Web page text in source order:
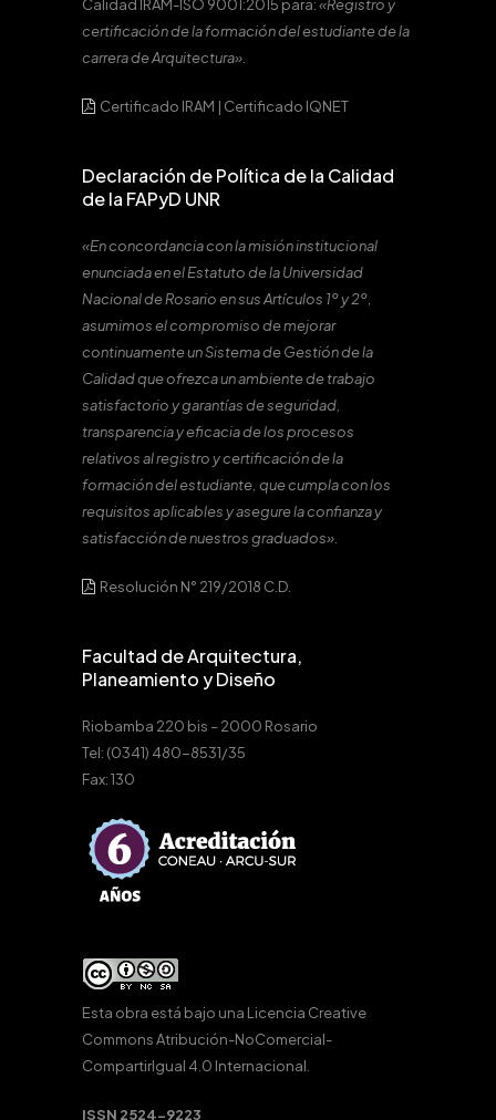
Calidad IRAM-ISO 9001:2015 para:«Registro y
certificación de la formación del estudiante de la
carrera de Arquitectura».
Certificado IRAM | Certificado IQNET
Declaración de Política de la Calidad
de la FAPyD UNR
«En concordancia con la misión institucional
enunciada en el Estatuto de la Universidad
Nacional de Rosario en sus Artículos 1º y 2º,
asumimos el compromiso de mejorar
continuamente un Sistema de Gestión de la
Calidad que ofrezca un ambiente de trabajo
satisfactorio y garantías de seguridad,
transparencia y eficacia de los procesos
relativos al registro y certificación de la
formación del estudiante, que cumpla con los
requisitos aplicables y asegure la confianza y
satisfacción de nuestros graduados».
Resolución N° 219/2018 C.D.
Facultad de Arquitectura,
Planeamiento y Diseño
Riobamba 220 bis – 2000 Rosario
Tel: (0341) 480-8531/35
Fax: 130
Esta obra está bajo una Licencia Creative
Commons Atribución-NoComercial-
CompartirIgual 4.0 Internacional.
ISSN 2524-9223